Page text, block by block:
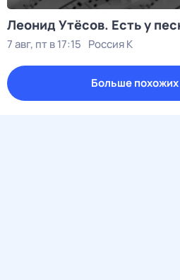
Леонид Утёсов. Есть у
7 авг, пт в 17:15 Россия К
Больше